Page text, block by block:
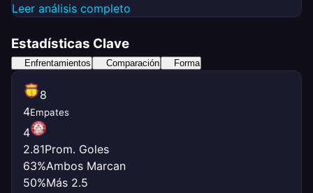
Leer análisis completo
Estadísticas Clave
Enfrentamientos Comparación Forma
8
4Empates
4
2.81Prom. Goles
63%Ambos Marcan
50%Más 2.5